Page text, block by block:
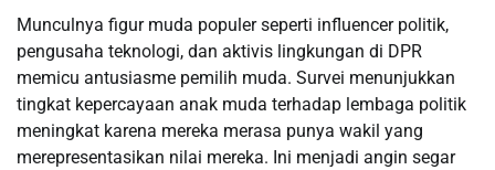
Munculnya figur muda populer seperti influencer politik,
pengusaha teknologi, dan aktivis lingkungan di DPR
memicu antusiasme pemilih muda. Survei menunjukkan
tingkat kepercayaan anak muda terhadap lembaga politik
meningkat karena mereka merasa punya wakil yang
merepresentasikan nilai mereka. Ini menjadi angin segar